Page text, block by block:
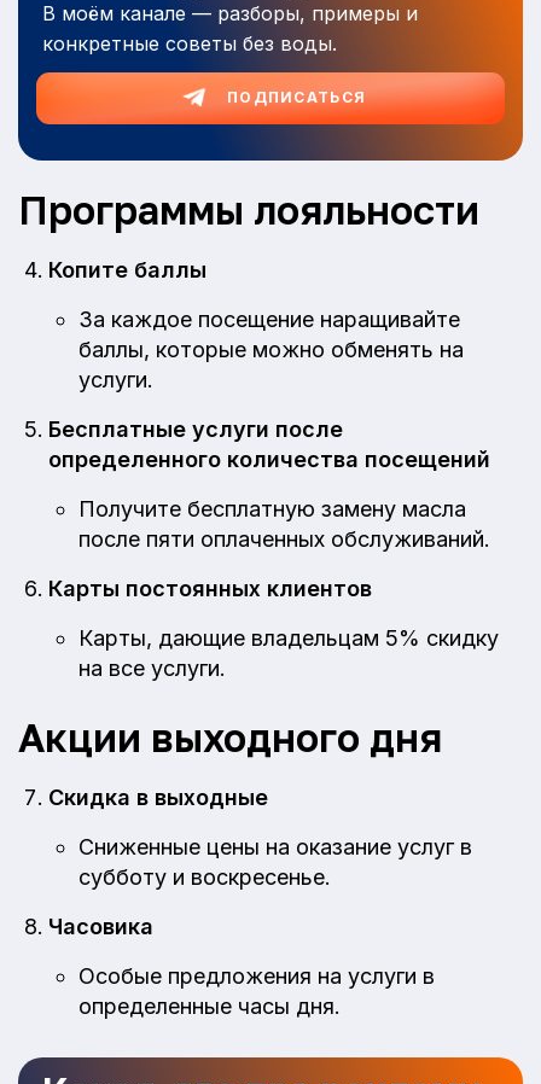
В моём канале — разборы, примеры и
конкретные советы без воды.
ПОДПИСАТЬСЯ
Программы лояльности
Копите баллы
За каждое посещение наращивайте
баллы, которые можно обменять на
услуги.
Бесплатные услуги после
определенного количества посещений
Получите бесплатную замену масла
после пяти оплаченных обслуживаний.
Карты постоянных клиентов
Карты, дающие владельцам 5% скидку
на все услуги.
Акции выходного дня
Скидка в выходные
Сниженные цены на оказание услуг в
субботу и воскресенье.
Часовика
Особые предложения на услуги в
определенные часы дня.